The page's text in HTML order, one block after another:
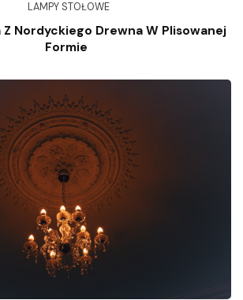
LAMPY STOŁOWE
Z Nordyckiego Drewna W Plisowanej
Formie